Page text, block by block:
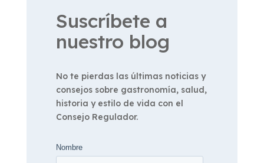
Suscríbete a
nuestro blog
No te pierdas las últimas noticias y
consejos sobre gastronomía, salud,
historia y estilo de vida con el
Consejo Regulador.